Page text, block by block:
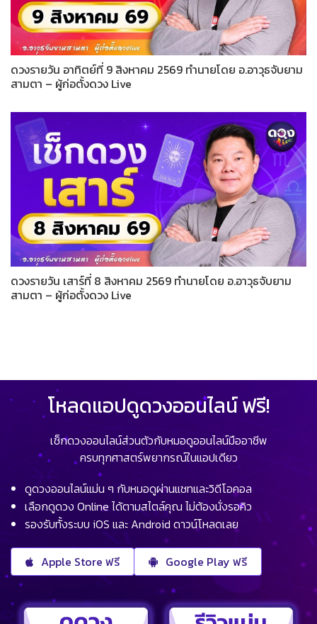
ดวงรายวัน อาทิตย์ที่ 9 สิงหาคม 2569 ทำนายโดย อ.อาวุธจับยาม
สามตา – ผู้ก่อตั้งดวง Live
ดวงรายวัน เสาร์ที่ 8 สิงหาคม 2569 ทำนายโดย อ.อาวุธจับยาม
สามตา – ผู้ก่อตั้งดวง Live
โหลดแอปดูดวงออนไลน์ ฟรี!
เช็กดวงออนไลน์ส่วนตัวกับหมอดูออนไลน์มืออาชีพ
ครบทุกศาสตร์พยากรณ์ในแอปเดียว
ดูดวงออนไลน์แม่น ๆ กับหมอดูผ่านแชทและวิดีโอคอล
เลือกดูดวง Online ได้ตามสไตล์คุณ ไม่ต้องนั่งรอคิว
รองรับทั้งระบบ iOS และ Android ดาวน์โหลดเลย
Apple Store ฟรี Google Play ฟรี